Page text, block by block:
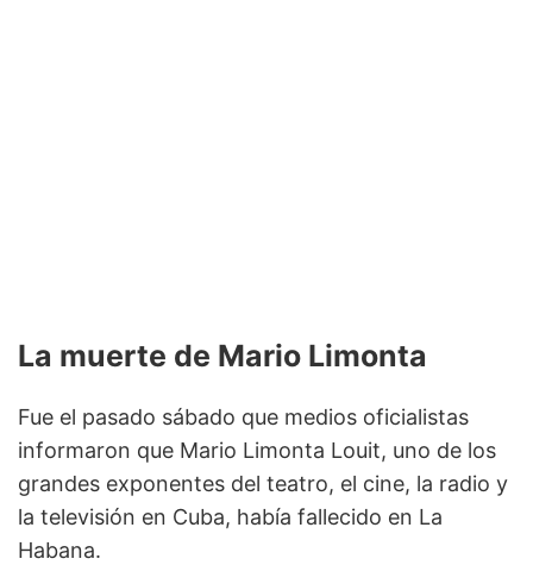
La muerte de Mario Limonta
Fue el pasado sábado que medios oficialistas
informaron que Mario Limonta Louit, uno de los
grandes exponentes del teatro, el cine, la radio y
la televisión en Cuba, había fallecido en La
Habana.